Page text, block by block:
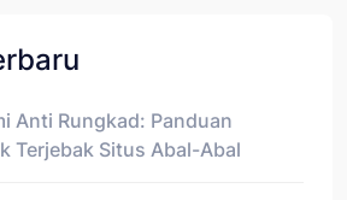
Anti Rungkad: Panduan
Terjebak Situs Abal-Abal